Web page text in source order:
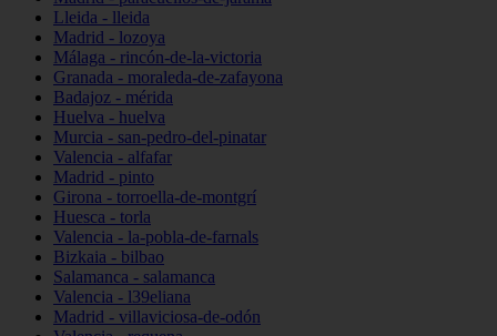
Lleida - lleida
Madrid - lozoya
Málaga - rincón-de-la-victoria
Granada - moraleda-de-zafayona
Badajoz - mérida
Huelva - huelva
Murcia - san-pedro-del-pinatar
Valencia - alfafar
Madrid - pinto
Girona - torroella-de-montgrí
Huesca - torla
Valencia - la-pobla-de-farnals
Bizkaia - bilbao
Salamanca - salamanca
Valencia - l39eliana
Madrid - villaviciosa-de-odón